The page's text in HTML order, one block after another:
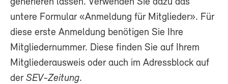
untere Formular «Anmeldung für Mitglieder». Für
diese erste Anmeldung benötigen Sie Ihre
Mitgliedernummer. Diese finden Sie auf Ihrem
Mitgliederausweis oder auch im Adressblock auf
der SEV-Zeitung.